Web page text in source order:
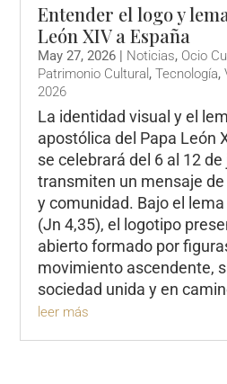
Entender el logo y
León XIV a España
May 27, 2026 | Noticias, Ocio
Patrimonio Cultural ,Tecnología,
2026
La identidad visual y el
apostólica del Papa León
se celebrará del 6 al 12
transmiten un mensaje
y comunidad. Bajo el lema
(Jn 4,35), el logotipo
abierto formado por
movimiento ascendente,
sociedad unida y en
leer más